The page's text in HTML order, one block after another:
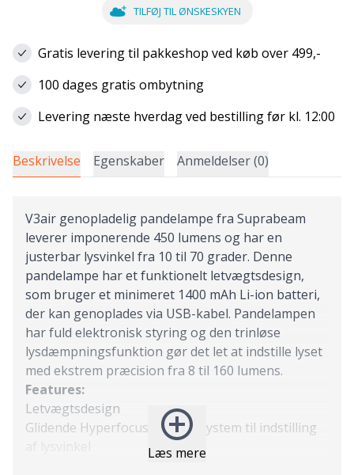
TILFØJ TIL ØNSKESKYEN
Gratis levering til pakkeshop ved køb over 499,-
100 dages gratis ombytning
Levering næste hverdag ved bestilling før kl. 12:00
Beskrivelse Egenskaber Anmeldelser (0)
Læs mere
V3air genopladelig pandelampe fra Suprabeam
leverer imponerende 450 lumens og har en
justerbar lysvinkel fra 10 til 70 grader. Denne
pandelampe har et funktionelt letvægtsdesign,
som bruger et minimeret 1400 mAh Li-ion batteri,
der kan genoplades via USB-kabel. Pandelampen
har fuld elektronisk styring og den trinløse
lysdæmpningsfunktion gør det let at indstille lyset
med ekstrem præcision fra 8 til 160 lumens.
Features:
Letvægtsdesign
Glidende Hyperfocus™ fokus-system til indstilling
af lysvinkel